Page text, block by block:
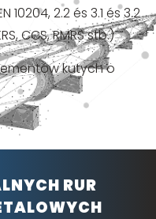
10204, 2.2 és 3.1 és 3.2
CCS, RMRS stb.)
kutych o
RUR